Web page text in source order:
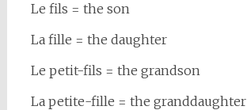
Le fils = the son
La fille = the daughter
Le petit-fils = the grandson
La petite-fille = the granddaughter